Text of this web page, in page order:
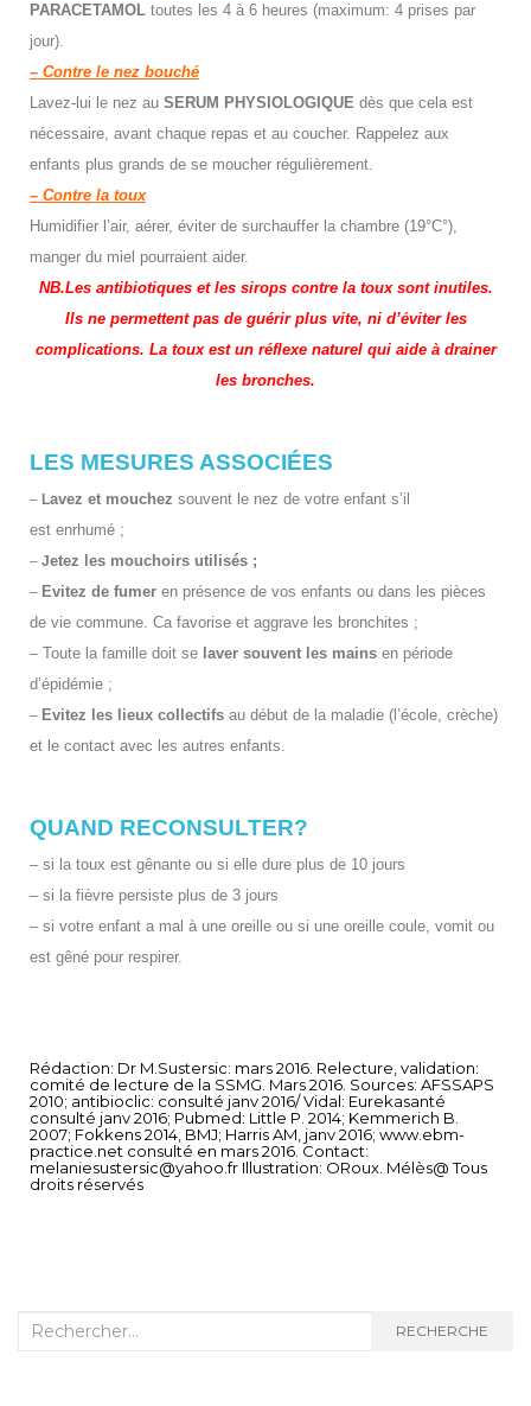
PARACETAMOL toutes les 4 à 6 heures (maximum: 4 prises par
jour).
– Contre le nez bouché
Lavez-lui le nez au SERUM PHYSIOLOGIQUE dès que cela est
nécessaire, avant chaque repas et au coucher. Rappelez aux
enfants plus grands de se moucher régulièrement.
– Contre la toux
Humidifier l’air, aérer, éviter de surchauffer la chambre (19°C°),
manger du miel pourraient aider.
NB.Les antibiotiques et les sirops contre la toux sont inutiles.
Ils ne permettent pas de guérir plus vite, ni d’éviter les
complications. La toux est un réflexe naturel qui aide à drainer
les bronches.
LES MESURES ASSOCIÉES
– Lavez et mouchez souvent le nez de votre enfant s’il
est enrhumé ;
– Jetez les mouchoirs utilisés ;
– Evitez de fumer en présence de vos enfants ou dans les pièces
de vie commune. Ca favorise et aggrave les bronchites ;
– Toute la famille doit se laver souvent les mains en période
d’épidémie ;
– Evitez les lieux collectifs au début de la maladie (l’école, crèche)
et le contact avec les autres enfants.
QUAND RECONSULTER?
– si la toux est gênante ou si elle dure plus de 10 jours
– si la fièvre persiste plus de 3 jours
– si votre enfant a mal à une oreille ou si une oreille coule, vomit ou
est gêné pour respirer.
Rédaction: Dr M.Sustersic: mars 2016. Relecture, validation:
comité de lecture de la SSMG. Mars 2016. Sources: AFSSAPS
2010; antibioclic: consulté janv 2016/ Vidal: Eurekasanté
consulté janv 2016; Pubmed: Little P. 2014; Kemmerich B.
2007; Fokkens 2014, BMJ; Harris AM, janv 2016; www.ebm-
practice.net consulté en mars 2016. Contact:
melaniesustersic@yahoo.fr Illustration: ORoux. Mélès@ Tous
droits réservés
RECHERCHE